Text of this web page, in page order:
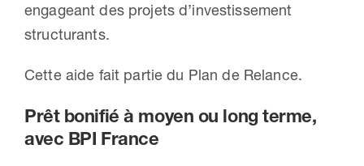
engageant des projets d’investissement
structurants.
Cette aide fait partie du Plan de Relance.
Prêt bonifié à moyen ou long terme,
avec BPI France